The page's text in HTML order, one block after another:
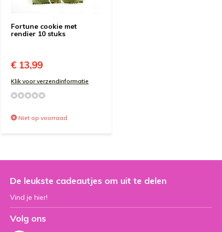
Fortune cookie met
rendier 10 stuks
€ 13,99
Klik voor verzendinformatie
Niet op voorraad
De leukste cadeautjes om uit te delen
Vind je hier!
Volg ons